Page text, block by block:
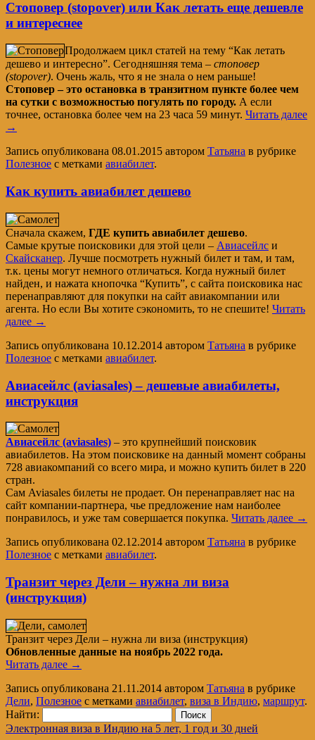
Стоповер (stopover) или Как летать еще дешевле
и интереснее
Продолжаем цикл статей на тему “Как летать
дешево и интересно”. Сегодняшняя тема – стоповер
(stopover). Очень жаль, что я не знала о нем раньше!
Стоповер – это остановка в транзитном пункте более чем
на сутки с возможностью погулять по городу. А если
точнее, остановка более чем на 23 часа 59 минут. Читать далее
→
Запись опубликована 08.01.2015 автором Татьяна в рубрике
Полезное с метками авиабилет.
Как купить авиабилет дешево
Сначала скажем, ГДЕ купить авиабилет дешево.
Самые крутые поисковики для этой цели – Авиасейлс и
Скайсканер. Лучше посмотреть нужный билет и там, и там,
т.к. цены могут немного отличаться. Когда нужный билет
найден, и нажата кнопочка “Купить”, с сайта поисковика нас
перенаправляют для покупки на сайт авиакомпании или
агента. Но если Вы хотите сэкономить, то не спешите! Читать
далее →
Запись опубликована 10.12.2014 автором Татьяна в рубрике
Полезное с метками авиабилет.
Авиасейлс (aviasales) – дешевые авиабилеты,
инструкция
Авиасейлс (aviasales) – это крупнейший поисковик
авиабилетов. На этом поисковике на данный момент собраны
728 авиакомпаний со всего мира, и можно купить билет в 220
стран.
Сам Aviasales билеты не продает. Он перенаправляет нас на
сайт компании-партнера, чье предложение нам наиболее
понравилось, и уже там совершается покупка. Читать далее →
Запись опубликована 02.12.2014 автором Татьяна в рубрике
Полезное с метками авиабилет.
Транзит через Дели – нужна ли виза
(инструкция)
Транзит через Дели – нужна ли виза (инструкция)
Обновленные данные на ноябрь 2022 года.
Читать далее →
Запись опубликована 21.11.2014 автором Татьяна в рубрике
Дели, Полезное с метками авиабилет, виза в Индию, маршрут.
Найти:
Электронная виза в Индию на 5 лет, 1 год и 30 дней